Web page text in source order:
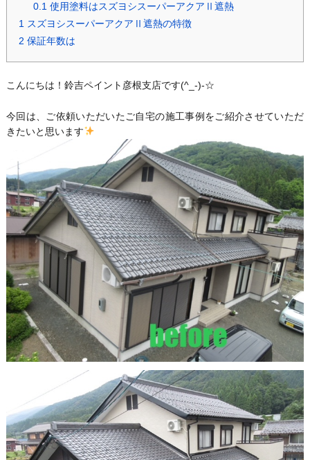
0.1 使用塗料はスズヨシスーパーアクアⅡ遮熱
1 スズヨシスーパーアクアⅡ遮熱の特徴
2 保証年数は
こんにちは！鈴吉ペイント彦根支店です(^_-)-☆
今回は、ご依頼いただいたご自宅の施工事例をご紹介させていただ
きたいと思います